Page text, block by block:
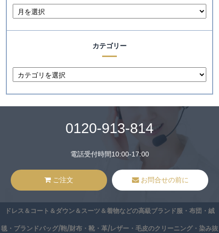
カテゴリー
0120-913-814
電話受付時間10:00-17:00
ご注文 お問合せの前に
ドレス＆コート＆ダウン＆スーツ＆着物などの高級ブランド服・布団・絨
毯・ブランドバッグ/鞄/財布・靴・革/レザー・毛皮のクリーニング・染み抜